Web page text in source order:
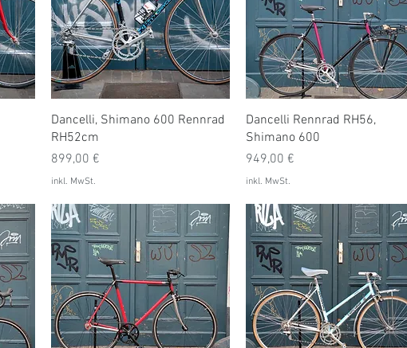
Schnellansicht
Dancelli, Shimano 600 Rennrad
RH52cm
Preis
899,00 €
inkl. MwSt.
Schnellansicht
Dancelli Rennrad RH56,
Shimano 600
Preis
949,00 €
inkl. MwSt.